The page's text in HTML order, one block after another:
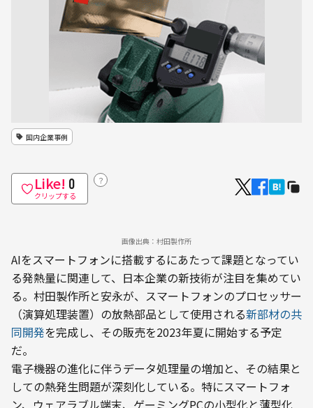
国内企業事例
Like! 0
クリップする
？
画像出典：村田製作所
AIをスマートフォンに搭載するにあたって課題となってい
る発熱量に関連して、日本企業の新技術が注目を集めてい
る。村田製作所と安永が、スマートフォンのプロセッサー
（演算処理装置）の放熱部品として使用される新部材の共
同開発を完成し、その販売を2023年夏に開始する予定
だ。
電子機器の進化に伴うデータ処理量の増加と、その結果と
しての熱発生問題が深刻化している。特にスマートフォ
ン、ウェアラブル端末、ゲーミングPCの小型化と薄型化